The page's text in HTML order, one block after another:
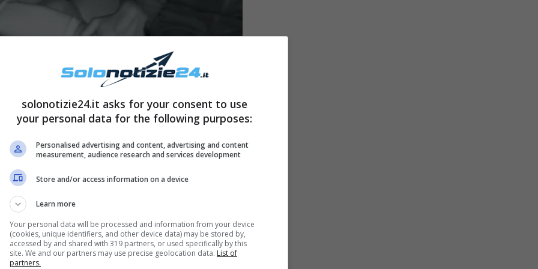
Stabile e Daniela Martani di vivere in una
la sua famiglia in un bellissimo stabile di
su un cimitero di suore. La giovane ha
con questi fantasmi e di averci ormai fatto
ero nel mio letto, stavo dormendo ed ho
‘Drusilla!‘, io ho aperto gli occhi e sbam!
Ma non ho avuto paura, mi sentivo tipo
solonotizie24.it asks for your consent to use
your personal data for the following purposes:
Personalised advertising and content, advertising and content
measurement, audience research and services development
Store and/or access information on a device
Learn more
Your personal data will be processed and information from your device
(cookies, unique identifiers, and other device data) may be stored by,
accessed by and shared with 319 partners, or used specifically by this
site. We and our partners may use precise geolocation data. List of
partners.